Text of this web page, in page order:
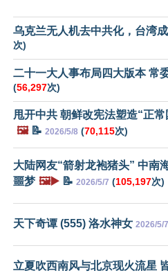
乌克兰无人机去中共化，台湾
次)
二十一大人事布局四大版本 常
(56,297次)
甩开中共 朝鲜改宪法塑造“正常
🖼️📝 2026/5/8 (70,115次)
大陆网友“箭射龙袍猪头” 中南
噩梦 🖼️▶️ 📝 2026/5/7 (105,197次)
天下奇谭 (555) 洛水神女 2026/5/7
立夏吹西南风与北京现火流星